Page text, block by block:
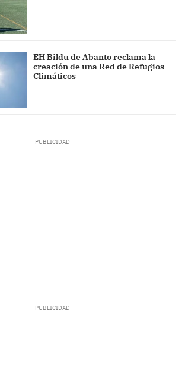
EH Bildu de Abanto reclama la
creación de una Red de Refugios
Climáticos